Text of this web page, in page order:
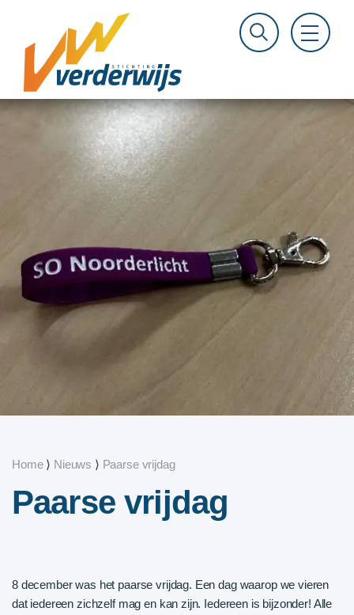
Home⟩ Nieuws ⟩ Paarse vrijdag
Paarse vrijdag
8 december was het paarse vrijdag. Een dag waarop we vieren
dat iedereen zichzelf mag en kan zijn. Iedereen is bijzonder! Alle